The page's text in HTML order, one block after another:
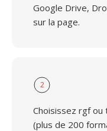
Google Drive,
sur la page.
2
Choisissez rgf
(plus de 200